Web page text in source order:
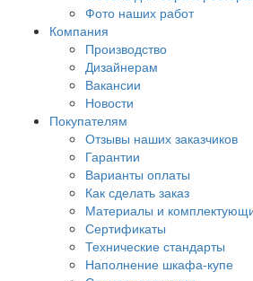
Фото наших работ
Компания
Производство
Дизайнерам
Вакансии
Новости
Покупателям
Отзывы наших заказчиков
Гарантии
Варианты оплаты
Как сделать заказ
Материалы и
Сертификаты
Технические стандарты
Наполнение шкафа-купе